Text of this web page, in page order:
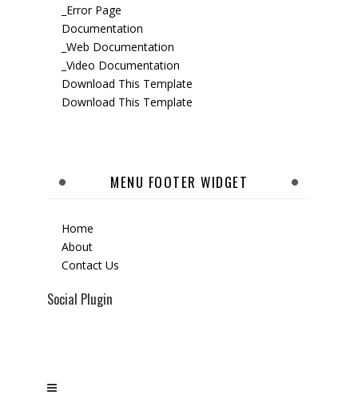
_Error Page
Documentation
_Web Documentation
_Video Documentation
Download This Template
Download This Template
MENU FOOTER WIDGET
Home
About
Contact Us
Social Plugin